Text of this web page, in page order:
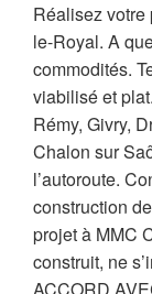
Réalisez votre
le-Royal. A
commodités.
viabilisé et
Rémy, Givry,
Chalon sur
l’autoroute.
construction
projet à MMC
construit, ne